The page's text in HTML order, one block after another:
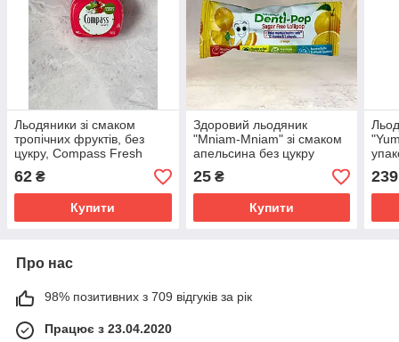
Льодяники зі смаком
тропічних фруктів, без
цукру, Compass Fresh
Mints Energy Jungle, 168 г.
62 ₴
Купити
Здоровий льодяник
"Mniam-Mniam" зі смаком
апельсина без цукру
Zdrowy Lizak
25₴
Купити
239
Про нас
98% позитивних з 709 відгуків за рік
Працює з 23.04.2020